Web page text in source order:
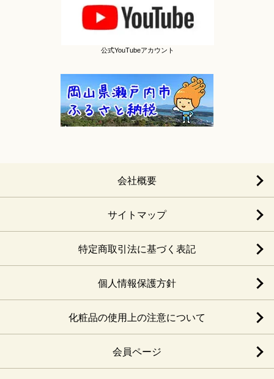
公式YouTubeアカウント
会社概要
サイトマップ
特定商取引法に基づく表記
個人情報保護方針
化粧品の使用上の注意について
会員ページ